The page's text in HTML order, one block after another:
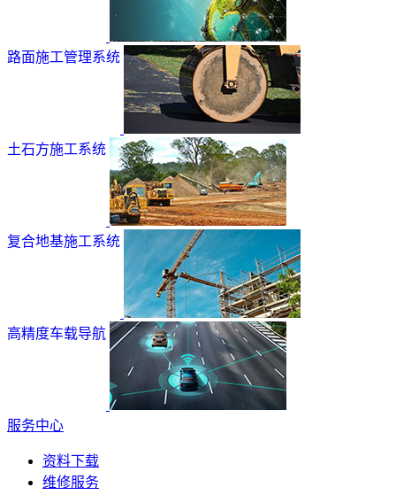
路面施工管理系统
土石方施工系统
复合地基施工系统
高精度车载导航
服务中心
资料下载
维修服务